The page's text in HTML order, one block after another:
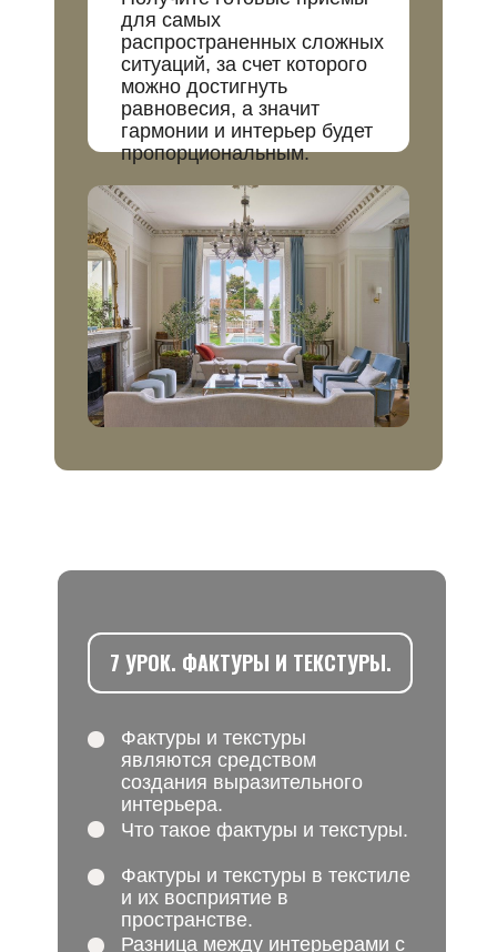
для самых
распространенных сложных
ситуаций, за счет которого
можно достигнуть
равновесия, а значит
гармонии и интерьер будет
пропорциональным.
7 УРОК. ФАКТУРЫ И ТЕКСТУРЫ.
Фактуры и текстуры
являются средством
создания выразительного
интерьера.
Фактуры и текстуры в текстиле
и их восприятие в
пространстве.
Разница между интерьерами с
Что такое фактуры и текстуры.